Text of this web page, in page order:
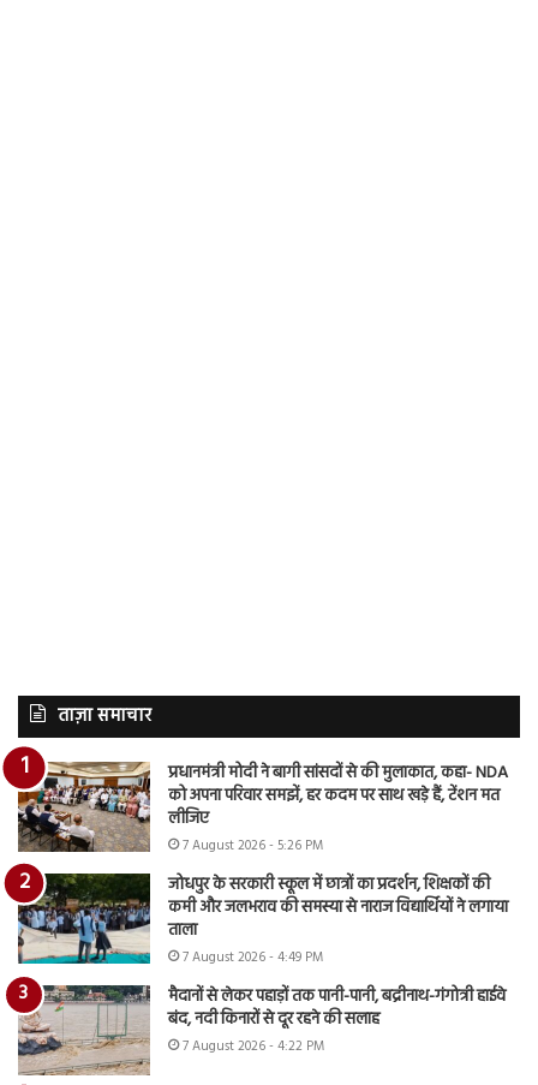
ताज़ा समाचार
प्रधानमंत्री मोदी ने बागी सांसदों से की मुलाकात, कहा- NDA
को अपना परिवार समझें, हर कदम पर साथ खड़े हैं, टेंशन मत
लीजिए
7 August 2026 - 5:26 PM
जोधपुर के सरकारी स्कूल में छात्रों का प्रदर्शन, शिक्षकों की
कमी और जलभराव की समस्या से नाराज विद्यार्थियों ने लगाया
ताला
7 August 2026 - 4:49 PM
मैदानों से लेकर पहाड़ों तक पानी-पानी, बद्रीनाथ-गंगोत्री हाईवे
बंद, नदी किनारों से दूर रहने की सलाह
7 August 2026 - 4:22 PM